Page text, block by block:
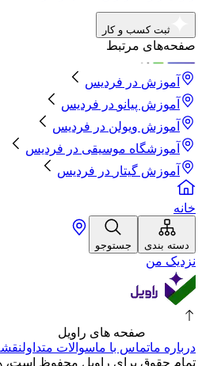
ثبت کسب و کار
صفحه‌های مرتبط
آموزش در فردیس
آموزش پیانو در فردیس
آموزش ویولن در فردیس
آموزشگاه موسیقی در فردیس
آموزش گیتار در فردیس
خانه
دسته بندی جستوجو
نزدیک من
صفحه های راویل
درباره ماتماس با ماسوالات متداول
تمام حقوق برای راویل محفوظ است،